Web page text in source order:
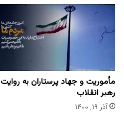
مأموریت و جهاد پرستاران به روایت
رهبر انقلاب
آذر ۱۹, ۱۴۰۰